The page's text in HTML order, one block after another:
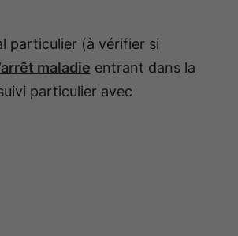
particulier (à vérifier si
maladie entrant dans la
particulier avec